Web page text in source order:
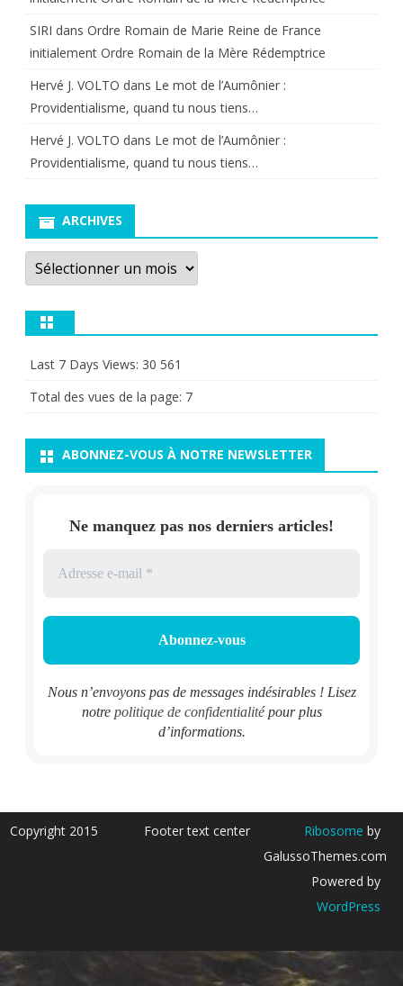
SIRI dans Ordre Romain de Marie Reine de France
initialement Ordre Romain de la Mère Rédemptrice
Hervé J. VOLTO dans Le mot de l’Aumônier :
Providentialisme, quand tu nous tiens…
Hervé J. VOLTO dans Le mot de l’Aumônier :
Providentialisme, quand tu nous tiens…
ARCHIVES
Archives
Last 7 Days Views: 30 561
Total des vues de la page: 7
ABONNEZ-VOUS À NOTRE NEWSLETTER
Ne manquez pas nos derniers articles!
Nous n’envoyons pas de messages indésirables ! Lisez
notre politique de confidentialitépour plus
d’informations.
Copyright 2015 Footer text center Ribosome by
GalussoThemes.com
Powered by
WordPress